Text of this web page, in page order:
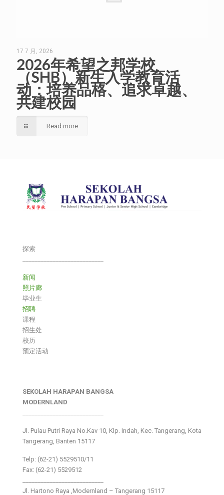
17 7 月, 2026
2026年希望之邦学校
（SHB）新生入学教育活
动：培养品格、追求卓越、
共建校园
Read more
探索
新闻
照片廊
毕业生
招聘
课程
招生处
校历
预定活动
SEKOLAH HARAPAN BANGSA
MODERNLAND
Jl. Pulau Putri Raya No.Kav 10, Klp. Indah, Kec. Tangerang, Kota
Tangerang, Banten 15117
Telp: (62-21) 5529510/11
Fax: (62-21) 5529512
Jl. Hartono Raya ,Modernland – Tangerang 15117